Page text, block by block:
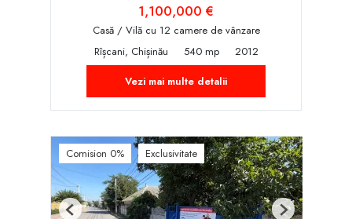
1,100,000 €
Casă / Vilă cu 12 camere de vânzare
Rîșcani, Chișinău
540 mp
2012
Vezi mai multe detalii
Comision 0% Exclusivitate
Previous Next